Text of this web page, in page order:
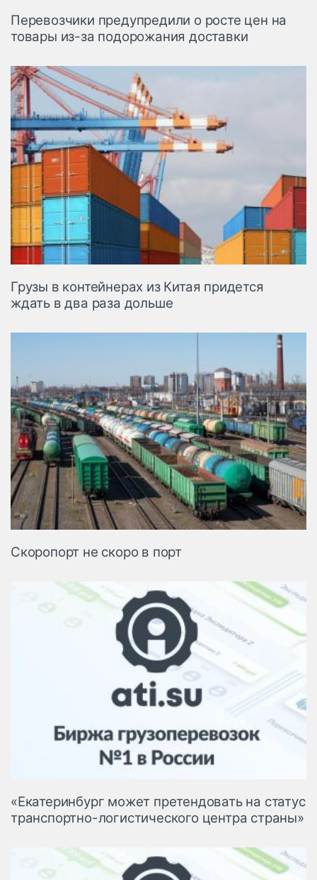
Перевозчики предупредили о росте цен на
товары из-за подорожания доставки
Грузы в контейнерах из Китая придется
ждать в два раза дольше
Скоропорт не скоро в порт
«Екатеринбург может претендовать на статус
транспортно-логистического центра страны»